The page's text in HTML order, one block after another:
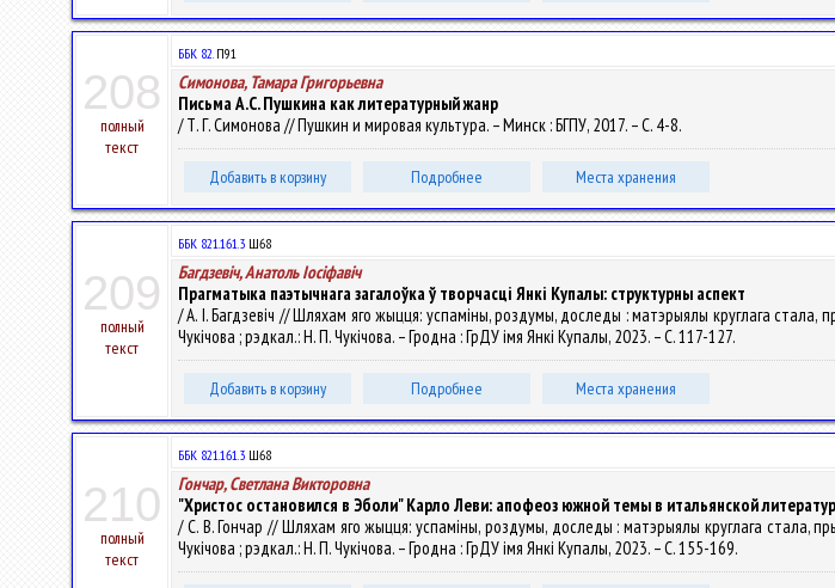
208
полный
текст
ББК 82.П91
Симонова, Тамара Григорьевна
Письма А.С. Пушкина как литературный жанр
/ Т. Г. Симонова // Пушкин и мировая культура. – Минск : БГПУ, 2017. – С. 4-8.
Добавить в корзину Подробнее Места хранения
209
полный
текст
ББК 821.161.3 Ш68
Багдзевіч, Анатоль Іосіфавіч
Прагматыка паэтычнага загалоўка ў творчасці Янкі Купалы: структурны аспект
/ А. I. Багдзевіч // Шляхам яго жыцця: успаміны, роздумы, доследы : матэрыялы круглага стала,
Чукічова ; рэдкал.: Н. П. Чукічова. – Гродна : ГрДУ імя Янкі Купалы, 2023. – С. 117-127.
Добавить в корзину Подробнее Места хранения
210
полный
текст
ББК 821.161.3 Ш68
Гончар, Светлана Викторовна
"Христос остановился в Эболи" Карло Леви: апофеоз южной темы в итальянской
/ С. В. Гончар // Шляхам яго жыцця: успаміны, роздумы, доследы : матэрыялы круглага стала,
Чукічова ; рэдкал.: Н. П. Чукічова. – Гродна : ГрДУ імя Янкі Купалы, 2023. – С. 155-169.